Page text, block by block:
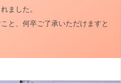
ました。
と、何卒ご了承いただけますと